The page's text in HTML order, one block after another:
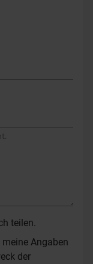
teilen.
Angaben
der